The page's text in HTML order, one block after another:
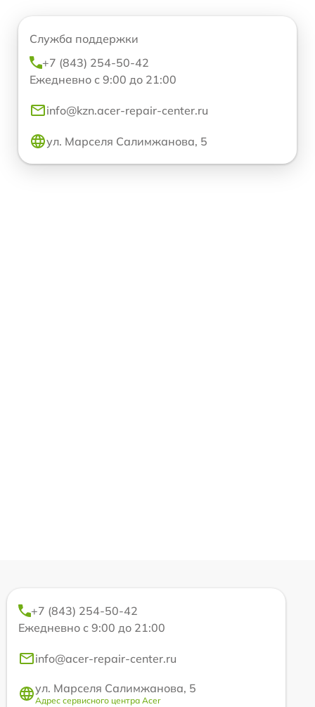
Служба поддержки
+7 (843) 254-50-42
Ежедневно с 9:00 до 21:00
info@kzn.acer-repair-center.ru
ул. Марселя Салимжанова, 5
+7 (843) 254-50-42
Ежедневно с 9:00 до 21:00
info@acer-repair-center.ru
ул. Марселя Салимжанова, 5
Адрес сервисного центра Acer